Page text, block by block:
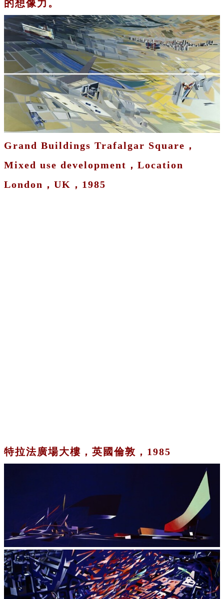
的想像力。
Grand Buildings Trafalgar Square，
Mixed use development，Location
London，UK，1985
特拉法廣場大樓，英國倫敦，1985